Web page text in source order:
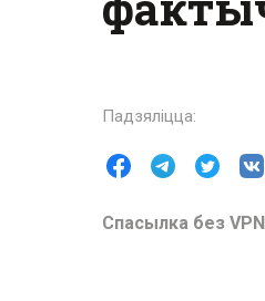
Спасылка без VPN